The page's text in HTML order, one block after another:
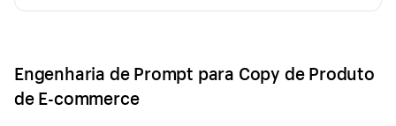
Engenharia de Prompt para Copy de Produto
de E-commerce